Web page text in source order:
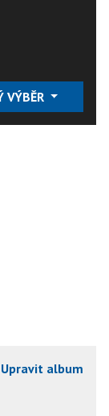
VÝBĚR
Upravit album